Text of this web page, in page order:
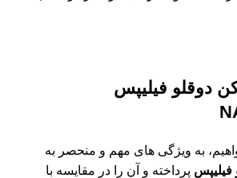
دوقلو فیلیپس
به ویژگی ‌های مهم و منحصر به
پرداخته و آن را در مقایسه با